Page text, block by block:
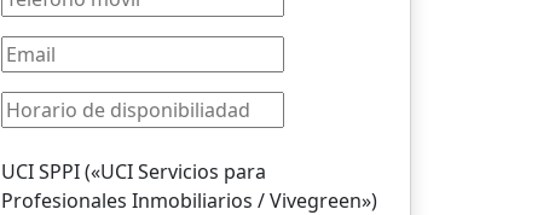
UCI SPPI («UCI Servicios para
Profesionales Inmobiliarios / Vivegreen»)